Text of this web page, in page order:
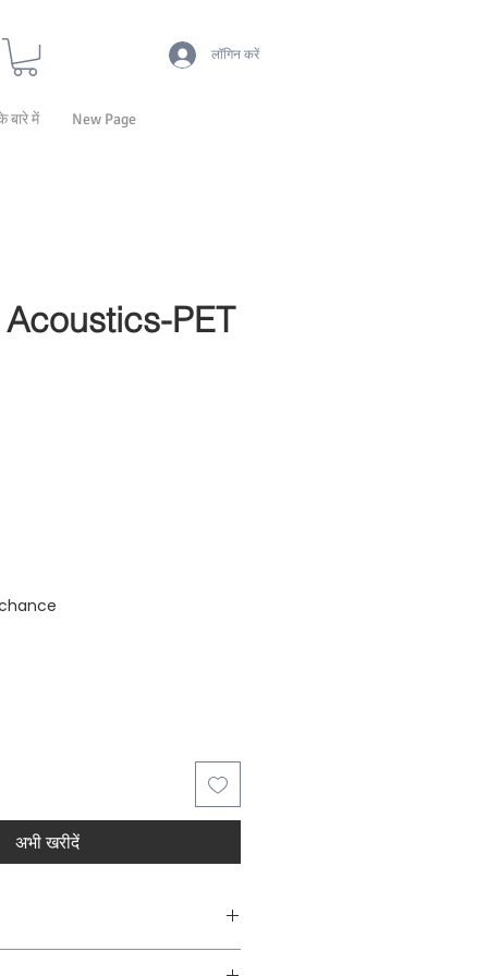
लॉगिन करें
New Page
बारे में
PET
अभी खरीदें